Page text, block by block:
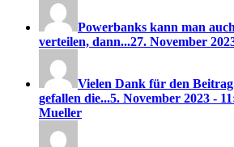
Powerbanks kann man
verteilen, dann...27. November
Vielen Dank für den
gefallen die...5. November 2023 -
Mueller